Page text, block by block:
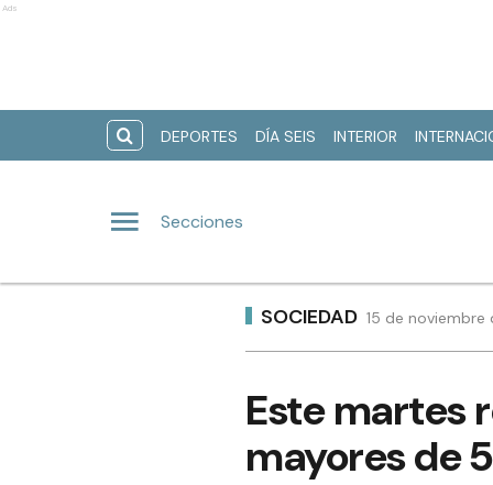
Ads
DEPORTES DÍA SEIS INTERIOR
Secciones
SOCIEDAD 15 de noviembre
Este martes
mayores de